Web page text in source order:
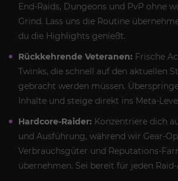
End-Raids, Dungeons und PvP ohne
Grind. Lass uns die Routine
du die Highlights genießt.
Rückkehrende Veteranen: Frische
Twinks, die schnell auf den aktuellen
gebracht werden müssen.
Inhalte und steige direkt ins Meta-
Hardcore-Raider: Konzentriere dich
und Ausführung, während wir Gear-
Verbrauchsgüter und Reputations-
übernehmen. Sei bereit für jeden Raid-